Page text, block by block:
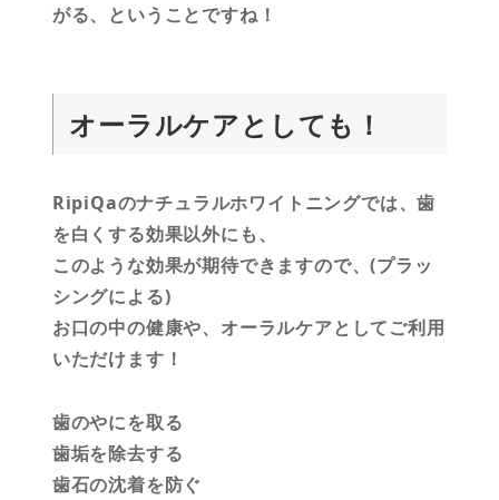
がる、ということですね！
オーラルケアとしても！
RipiQaのナチュラルホワイトニングでは、歯
を白くする効果以外にも、
このような効果が期待できますので、(プラッ
シングによる)
お口の中の健康や、オーラルケアとしてご利用
いただけます！
歯のやにを取る
歯垢を除去する
歯石の沈着を防ぐ